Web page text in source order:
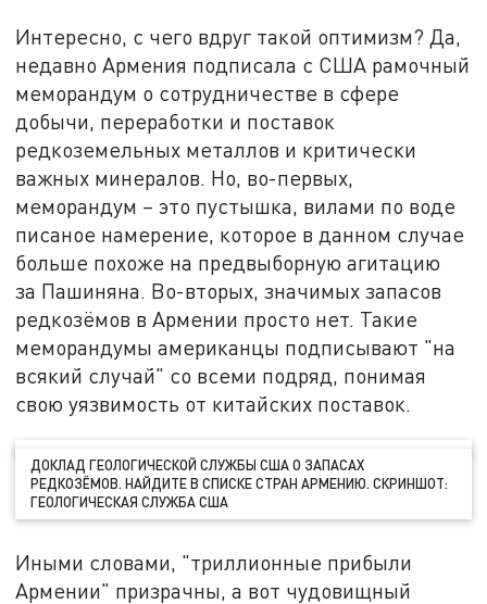
Интересно, с чего вдруг такой оптимизм? Да,
недавно Армения подписала с США рамочный
меморандум о сотрудничестве в сфере
добычи, переработки и поставок
редкоземельных металлов и критически
важных минералов. Но, во-первых,
меморандум – это пустышка, вилами по воде
писаное намерение, которое в данном случае
больше похоже на предвыборную агитацию
за Пашиняна. Во-вторых, значимых запасов
редкозёмов в Армении просто нет. Такие
меморандумы американцы подписывают "на
всякий случай" со всеми подряд, понимая
свою уязвимость от китайских поставок.
ДОКЛАД ГЕОЛОГИЧЕСКОЙ СЛУЖБЫ США О ЗАПАСАХ
РЕДКОЗЁМОВ. НАЙДИТЕ В СПИСКЕ СТРАН АРМЕНИЮ. СКРИНШОТ:
ГЕОЛОГИЧЕСКАЯ СЛУЖБА США
Иными словами, "триллионные прибыли
Армении" призрачны, а вот чудовищный